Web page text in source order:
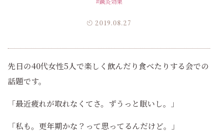
2019.08.27
先日の40代女性5人で楽しく飲んだり食べたりする会での
話題です。
「最近疲れが取れなくてさ。ずうっと眠いし。」
「私も。更年期かな？って思ってるんだけど。」